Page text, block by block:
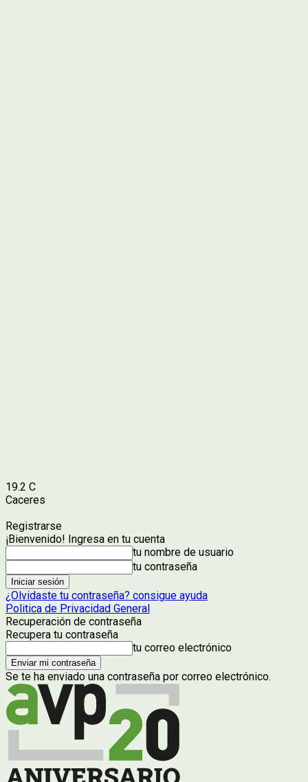
19.2 C
Caceres
Registrarse
¡Bienvenido! Ingresa en tu cuenta
tu nombre de usuario
tu contraseña
¿Olvidaste tu contraseña? consigue ayuda
Politica de Privacidad General
Recuperación de contraseña
Recupera tu contraseña
tu correo electrónico
Se te ha enviado una contraseña por correo electrónico.